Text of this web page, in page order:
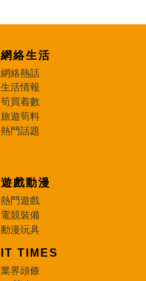
網絡生活
網絡熱話
生活情報
筍買着數
旅遊筍料
熱門話題
遊戲動漫
熱門遊戲
電競裝備
動漫玩具
IT TIMES
業界頭條